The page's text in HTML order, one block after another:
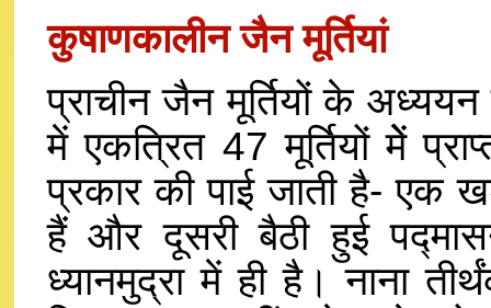
कुषाणकालीन जैन मूर्तियां
प्राचीन जैन मूर्तियों के
में एकत्रित 47 मूर्तियों मेें
प्रकार की पाई जाती है- एक
हैं और दूसरी बैठी हुई
ध्यानमुद्रा में ही है। नाना